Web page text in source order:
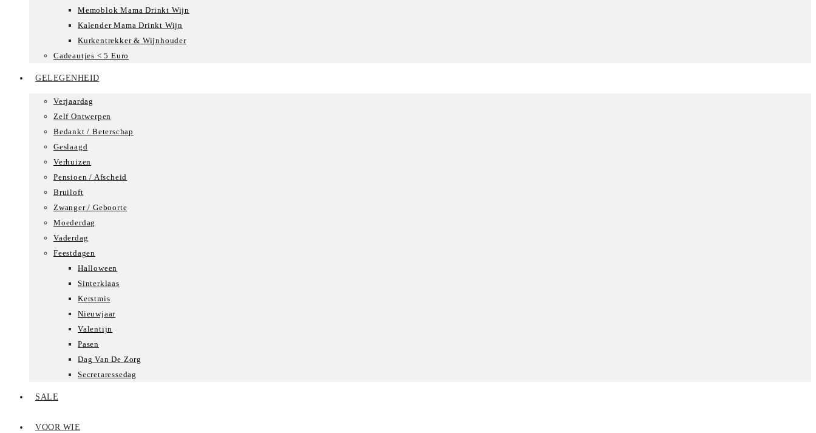
Memoblok Mama Drinkt Wijn
Kalender Mama Drinkt Wijn
Kurkentrekker & Wijnhouder
Cadeautjes < 5 Euro
GELEGENHEID
Verjaardag
Zelf Ontwerpen
Bedankt / Beterschap
Geslaagd
Verhuizen
Pensioen / Afscheid
Bruiloft
Zwanger / Geboorte
Moederdag
Vaderdag
Feestdagen
Halloween
Sinterklaas
Kerstmis
Nieuwjaar
Valentijn
Pasen
Dag Van De Zorg
Secretaressedag
SALE
VOOR WIE